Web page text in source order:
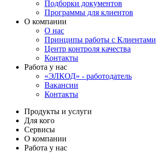
Подборки документов
Программы для клиентов
О компании
О нас
Принципы работы с Клиентами
Центр контроля качества
Контакты
Работа у нас
«ЭЛКОД» - работодатель
Вакансии
Контакты
Продукты и услуги
Для кого
Сервисы
О компании
Работа у нас